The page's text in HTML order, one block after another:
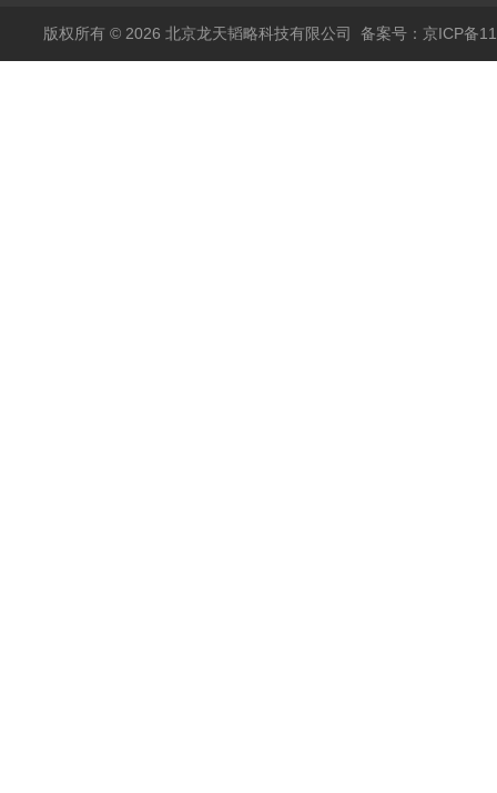
包邮
版权所有 © 2026 北京龙天韬略科技有限公司 备案号：京ICP备